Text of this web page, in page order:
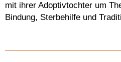
mit ihrer Adoptivtochter um
Bindung, Sterbehilfe und